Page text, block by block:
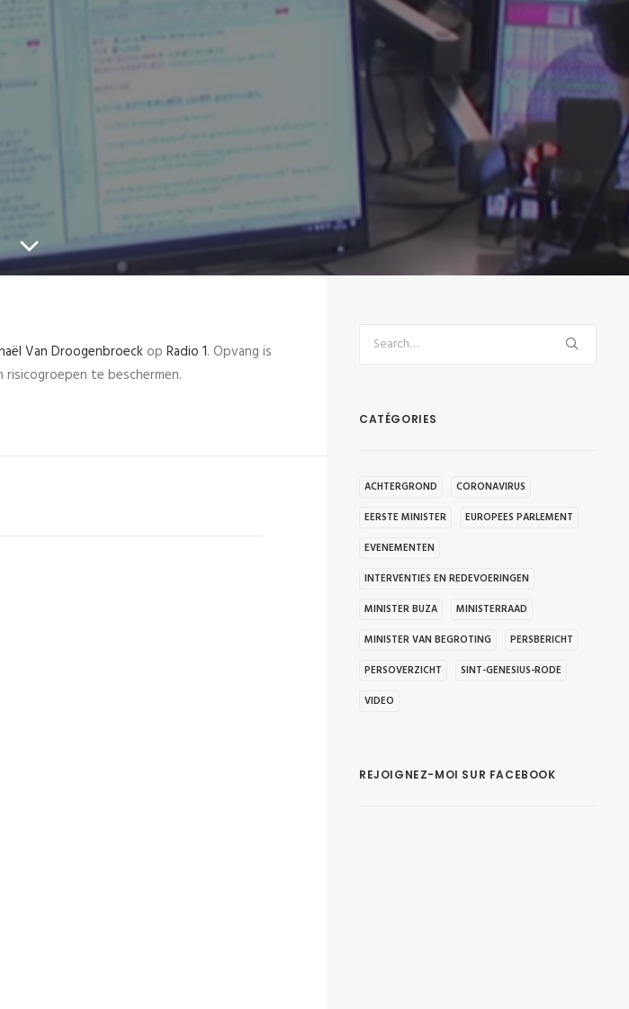
Van Droogenbroeck op Radio 1. Opvang is
te beschermen.
CATÉGORIES
ACHTERGROND
CORONAVIRUS
EERSTE MINISTER
EUROPEES PARLEMENT
EVENEMENTEN
INTERVENTIES EN REDEVOERINGEN
MINISTER BUZA
MINISTERRAAD
MINISTER VAN BEGROTING
PERSBERICHT
PERSOVERZICHT
SINT-GENESIUS-RODE
VIDEO
REJOIGNEZ-MOI SUR FACEBOOK